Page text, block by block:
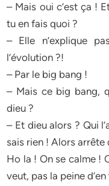
– Mais oui c’est ça !
tu en fais quoi ?
– Elle n’explique
l’évolution ?!
– Par le big bang !
– Mais ce big bang,
dieu ?
– Et dieu alors ? Qui
sais rien ! Alors arrête
Ho la ! On se calme !
veut, pas la peine